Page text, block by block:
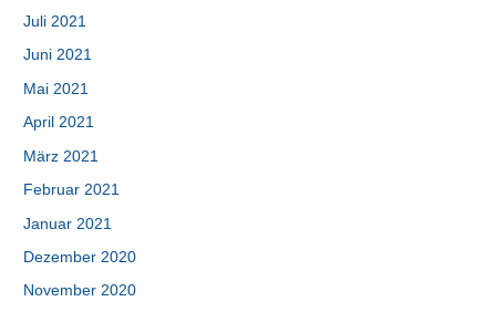
Juli 2021
Juni 2021
Mai 2021
April 2021
März 2021
Februar 2021
Januar 2021
Dezember 2020
November 2020